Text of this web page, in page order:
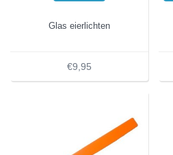
Glas eierlichten
€9,95